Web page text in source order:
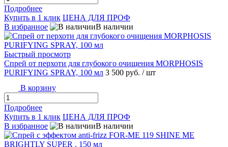
Подробнее
Купить в 1 клик ЦЕНА ДЛЯ ПРОФ
В избранное
В наличии
Быстрый просмотр
Спрей от перхоти для глубокого очищения MORPHOSIS
PURIFYING SPRAY, 100 мл 3 500 руб. / шт
В корзину
Подробнее
Купить в 1 клик ЦЕНА ДЛЯ ПРОФ
В избранное
В наличии